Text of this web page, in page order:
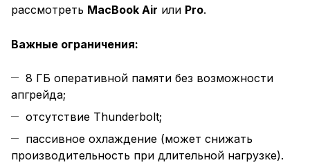
рассмотреть MacBook Air или Pro.
Важные ограничения:
8 ГБ оперативной памяти без возможности
апгрейда;
отсутствие Thunderbolt;
пассивное охлаждение (может снижать
производительность при длительной нагрузке).